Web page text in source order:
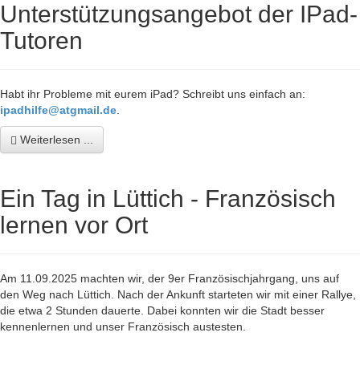
Unterstützungsangebot der IPad-
Tutoren
Habt ihr Probleme mit eurem iPad? Schreibt uns einfach an:
ipadhilfe@atgmail.de
Weiterlesen ...
Ein Tag in Lüttich - Französisch
lernen vor Ort
Am 11.09.2025 machten wir, der 9er Französischjahrgang, uns auf
den Weg nach Lüttich. Nach der Ankunft starteten wir mit einer Rallye,
die etwa 2 Stunden dauerte. Dabei konnten wir die Stadt besser
kennenlernen und unser Französisch austesten.